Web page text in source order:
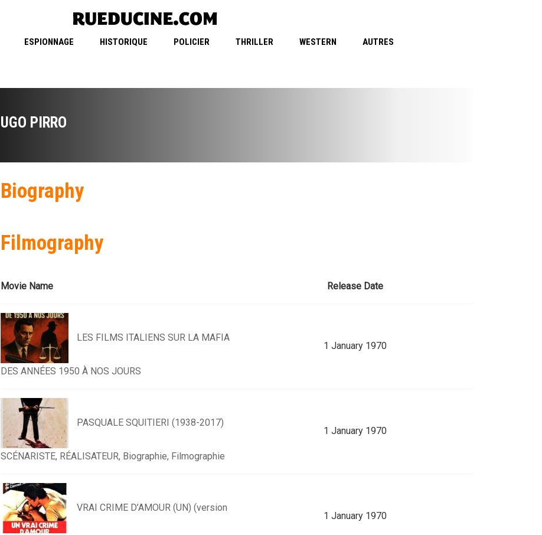
ESPIONNAGE HISTORIQUE POLICIER THRILLER WESTERN AUTRES
UGO PIRRO
Biography
Filmography
Movie Name Release Date
LES FILMS ITALIENS SUR LA MAFIA
DES ANNÉES 1950 À NOS JOURS
1 January 1970
PASQUALE SQUITIERI (1938-2017)
SCÉNARISTE, RÉALISATEUR, Biographie, Filmographie
1 January 1970
VRAI CRIME D’AMOUR (UN) (version
1 January 1970